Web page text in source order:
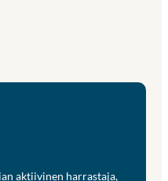
aktiivinen harrastaja,